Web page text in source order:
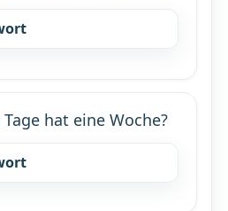
hat eine Woche?